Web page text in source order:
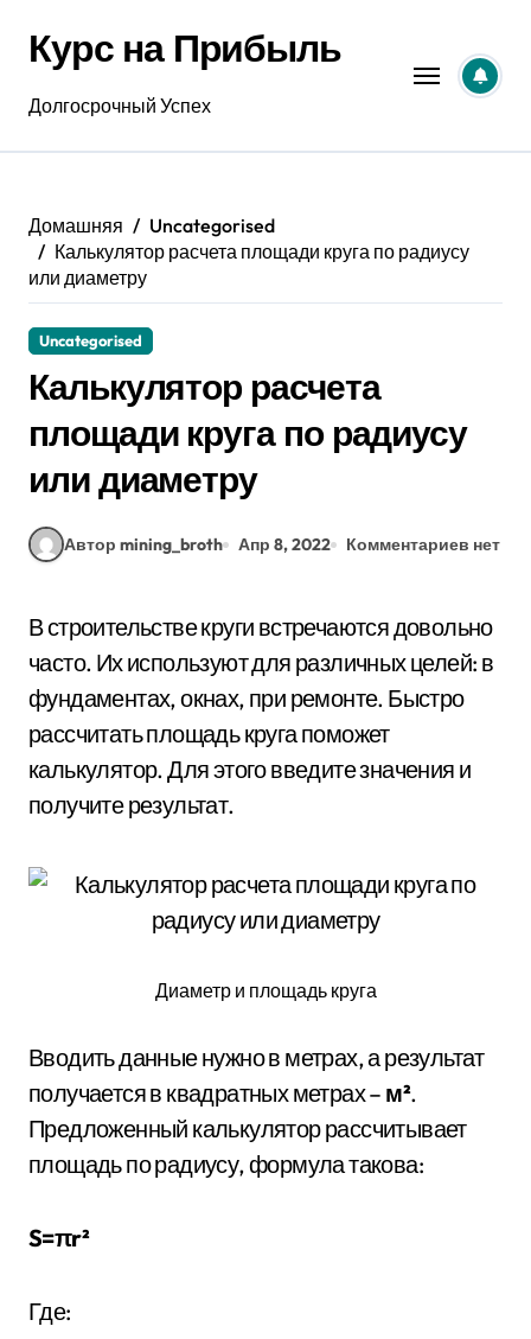
содержанию
Курс на Прибыль
Долгосрочный Успех
Домашняя
Uncategorised
Калькулятор расчета площади круга по радиусу
или диаметру
Uncategorised
Калькулятор расчета
площади круга по радиусу
или диаметру
Автор mining_broth Апр 8, 2022 Комментариев нет
В строительстве круги встречаются довольно
часто. Их используют для различных целей: в
фундаментах, окнах, при ремонте. Быстро
рассчитать площадь круга поможет
калькулятор. Для этого введите значения и
получите результат.
Диаметр и площадь круга
Вводить данные нужно в метрах, а результат
получается в квадратных метрах – м².
Предложенный калькулятор рассчитывает
площадь по радиусу, формула такова:
S=πr²
Где: